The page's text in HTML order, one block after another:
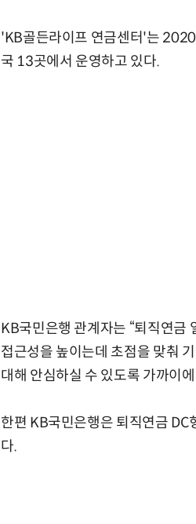
'KB골든라이프 연금센터'는
국 13곳에서 운영하고 있다.
KB국민은행 관계자는 “퇴직연금
접근성을 높이는데 초점을 맞춰
대해 안심하실 수 있도록 가까이
한편 KB국민은행은 퇴직연금 DC
다.